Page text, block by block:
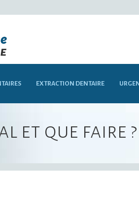
EXTRACTION DENTAIRE
et que faire ?